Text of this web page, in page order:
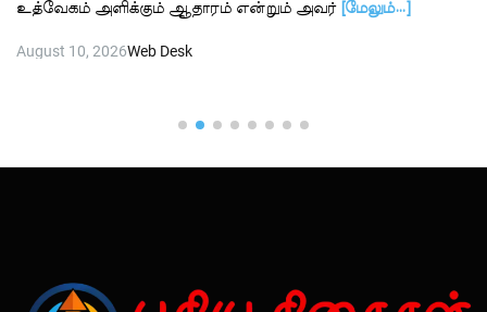
உத்வேகம் அளிக்கும் ஆதாரம் என்றும் அவர் [மேலும்…]
August 10, 2026Web Desk